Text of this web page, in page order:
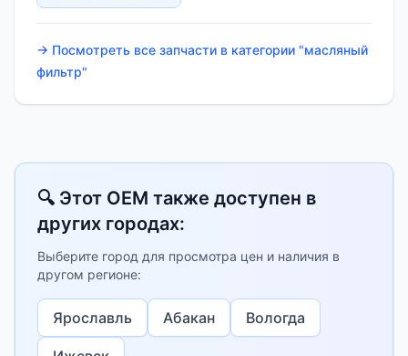
→ Посмотреть все запчасти в категории "масляный
фильтр"
🔍 Этот OEM также доступен в
других городах:
Выберите город для просмотра цен и наличия в
другом регионе:
Ярославль Абакан Вологда